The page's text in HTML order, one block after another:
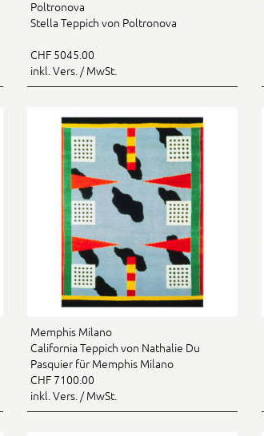
Poltronova
Stella Teppich von Poltronova
CHF 5045.00
inkl. Vers. / MwSt.
Memphis Milano
California Teppich von Nathalie Du
Pasquier für Memphis Milano
CHF 7100.00
inkl. Vers. / MwSt.